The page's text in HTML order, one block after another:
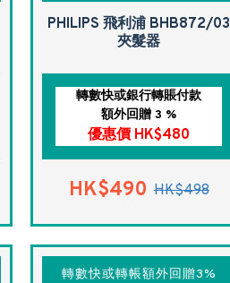
PHILIPS 飛利浦 BHB872/03
夾髮器
轉數快或銀行轉賬付款
額外回贈 3 %
優惠價 HK$480
HK$490 HK$498
轉數快或轉帳額外回贈3%